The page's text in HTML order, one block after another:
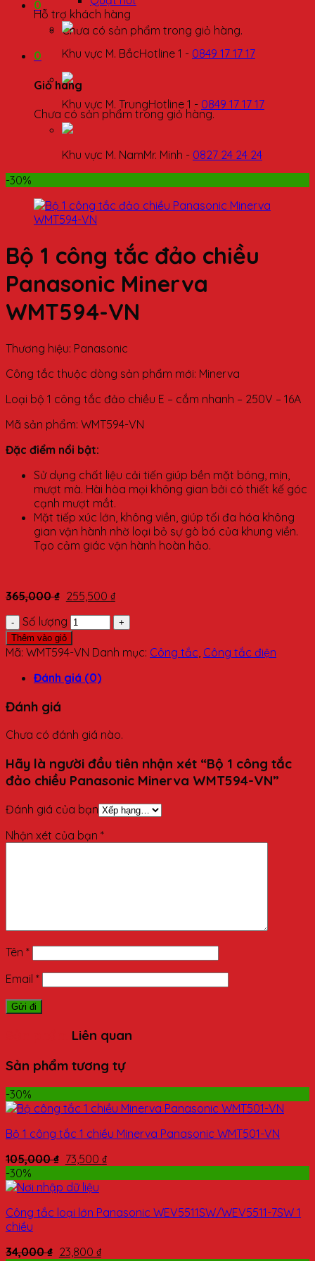
0
Chưa có sản phẩm trong giỏ hàng.
0
Giỏ hàng
Chưa có sản phẩm trong giỏ hàng.
Hỗ trợ khách hàng
Khu vực M. BắcHotline 1 - 0849 17 17 17
Khu vực M. TrungHotline 1 - 0849 17 17 17
Khu vực M. NamMr. Minh - 0827 24 24 24
-30%
Bộ 1 công tắc đảo chiều
Panasonic Minerva
WMT594-VN
Thương hiệu: Panasonic
Công tắc thuộc dòng sản phẩm mới: Minerva
Loại bộ 1 công tắc đảo chiều E – cắm nhanh – 250V – 16A
Mã sản phẩm: WMT594-VN
Đặc điểm nổi bật:
Sử dụng chất liệu cải tiến giúp bền mặt bóng, mịn,
mượt mà. Hài hòa mọi không gian bởi có thiết kế góc
cạnh mượt mắt.
Mặt tiếp xúc lớn, không viền, giúp tối đa hóa không
gian vận hành nhờ loại bỏ sự gò bó của khung viền.
Tạo cảm giác vận hành hoàn hảo.
365,000₫ 255,500 ₫
Số lượng
Thêm vào giỏ
Mã: WMT594-VN Danh mục: Công tắc Công tắc điện
Đánh giá (0)
Đánh giá
Chưa có đánh giá nào.
Hãy là người đầu tiên nhận xét “Bộ 1 công tắc
đảo chiều Panasonic Minerva WMT594-VN”
Đánh giá của bạn
Nhận xét của bạn *
Tên *
Email *
Liên quan
Sản phẩm tương tự
-30%
Bộ 1 công tắc 1 chiều Minerva Panasonic WMT501-VN
105,000₫ 73,500 ₫
-30%
Công tắc loại lớn Panasonic WEV5511SW/WEV5511-7SW 1
chiều
34,000₫ 23,800 ₫